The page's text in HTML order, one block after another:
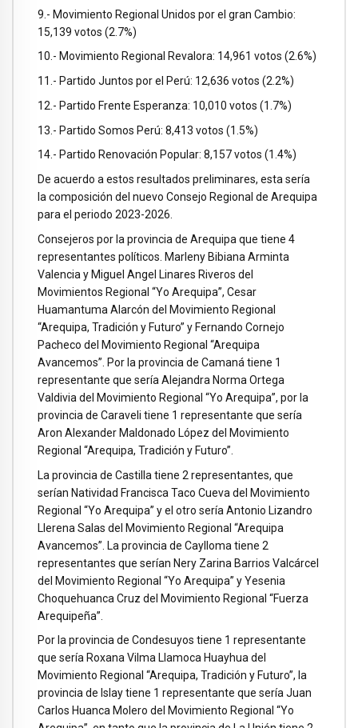
9.- Movimiento Regional Unidos por el gran Cambio:
15,139 votos (2.7%)
10.- Movimiento Regional Revalora: 14,961 votos (2.6%)
11.- Partido Juntos por el Perú: 12,636 votos (2.2%)
12.- Partido Frente Esperanza: 10,010 votos (1.7%)
13.- Partido Somos Perú: 8,413 votos (1.5%)
14.- Partido Renovación Popular: 8,157 votos (1.4%)
De acuerdo a estos resultados preliminares, esta sería
la composición del nuevo Consejo Regional de Arequipa
para el periodo 2023-2026.
Consejeros por la provincia de Arequipa que tiene 4
representantes políticos. Marleny Bibiana Arminta
Valencia y Miguel Angel Linares Riveros del
Movimientos Regional “Yo Arequipa”, Cesar
Huamantuma Alarcón del Movimiento Regional
“Arequipa, Tradición y Futuro” y Fernando Cornejo
Pacheco del Movimiento Regional “Arequipa
Avancemos”. Por la provincia de Camaná tiene 1
representante que sería Alejandra Norma Ortega
Valdivia del Movimiento Regional “Yo Arequipa”, por la
provincia de Caraveli tiene 1 representante que sería
Aron Alexander Maldonado López del Movimiento
Regional “Arequipa, Tradición y Futuro”.
La provincia de Castilla tiene 2 representantes, que
serían Natividad Francisca Taco Cueva del Movimiento
Regional “Yo Arequipa” y el otro sería Antonio Lizandro
Llerena Salas del Movimiento Regional “Arequipa
Avancemos”. La provincia de Caylloma tiene 2
representantes que serían Nery Zarina Barrios Valcárcel
del Movimiento Regional “Yo Arequipa” y Yesenia
Choquehuanca Cruz del Movimiento Regional “Fuerza
Arequipeña”.
Por la provincia de Condesuyos tiene 1 representante
que sería Roxana Vilma Llamoca Huayhua del
Movimiento Regional “Arequipa, Tradición y Futuro”, la
provincia de Islay tiene 1 representante que sería Juan
Carlos Huanca Molero del Movimiento Regional “Yo